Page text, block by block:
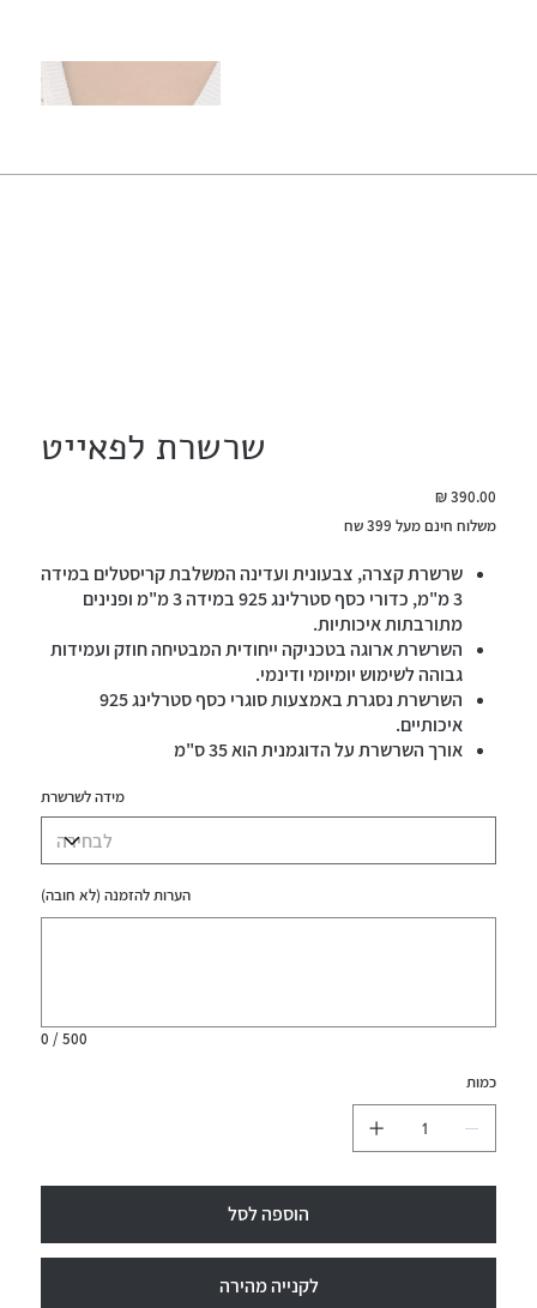
שרשרת לפאייט
מחיר
משלוח חינם מעל 399 שח
שרשרת קצרה, צבעונית ועדינה המשלבת קריסטלים במידה
3 מ"מ, כדורי כסף סטרלינג 925 במידה 3 מ"מ ופנינים
מתורבתות איכותיות.
השרשרת ארוגה בטכניקה ייחודית המבטיחה חוזק ועמידות
גבוהה לשימוש יומיומי ודינמי.
השרשרת נסגרת באמצעות סוגרי כסף סטרלינג 925
איכותיים.
אורך השרשרת על הדוגמנית הוא 35 ס"מ
מידה לשרשרת
הערות להזמנה (לא חובה)
0 / 500
כמות
הוספה לסל
לקנייה מהירה